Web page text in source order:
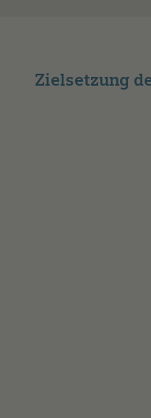
Zielsetzung